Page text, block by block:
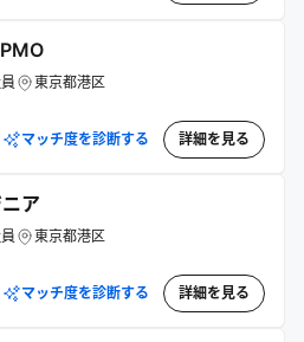
東京都港区
マッチ度を診断する 詳細を見る
ア
東京都港区
マッチ度を診断する 詳細を見る